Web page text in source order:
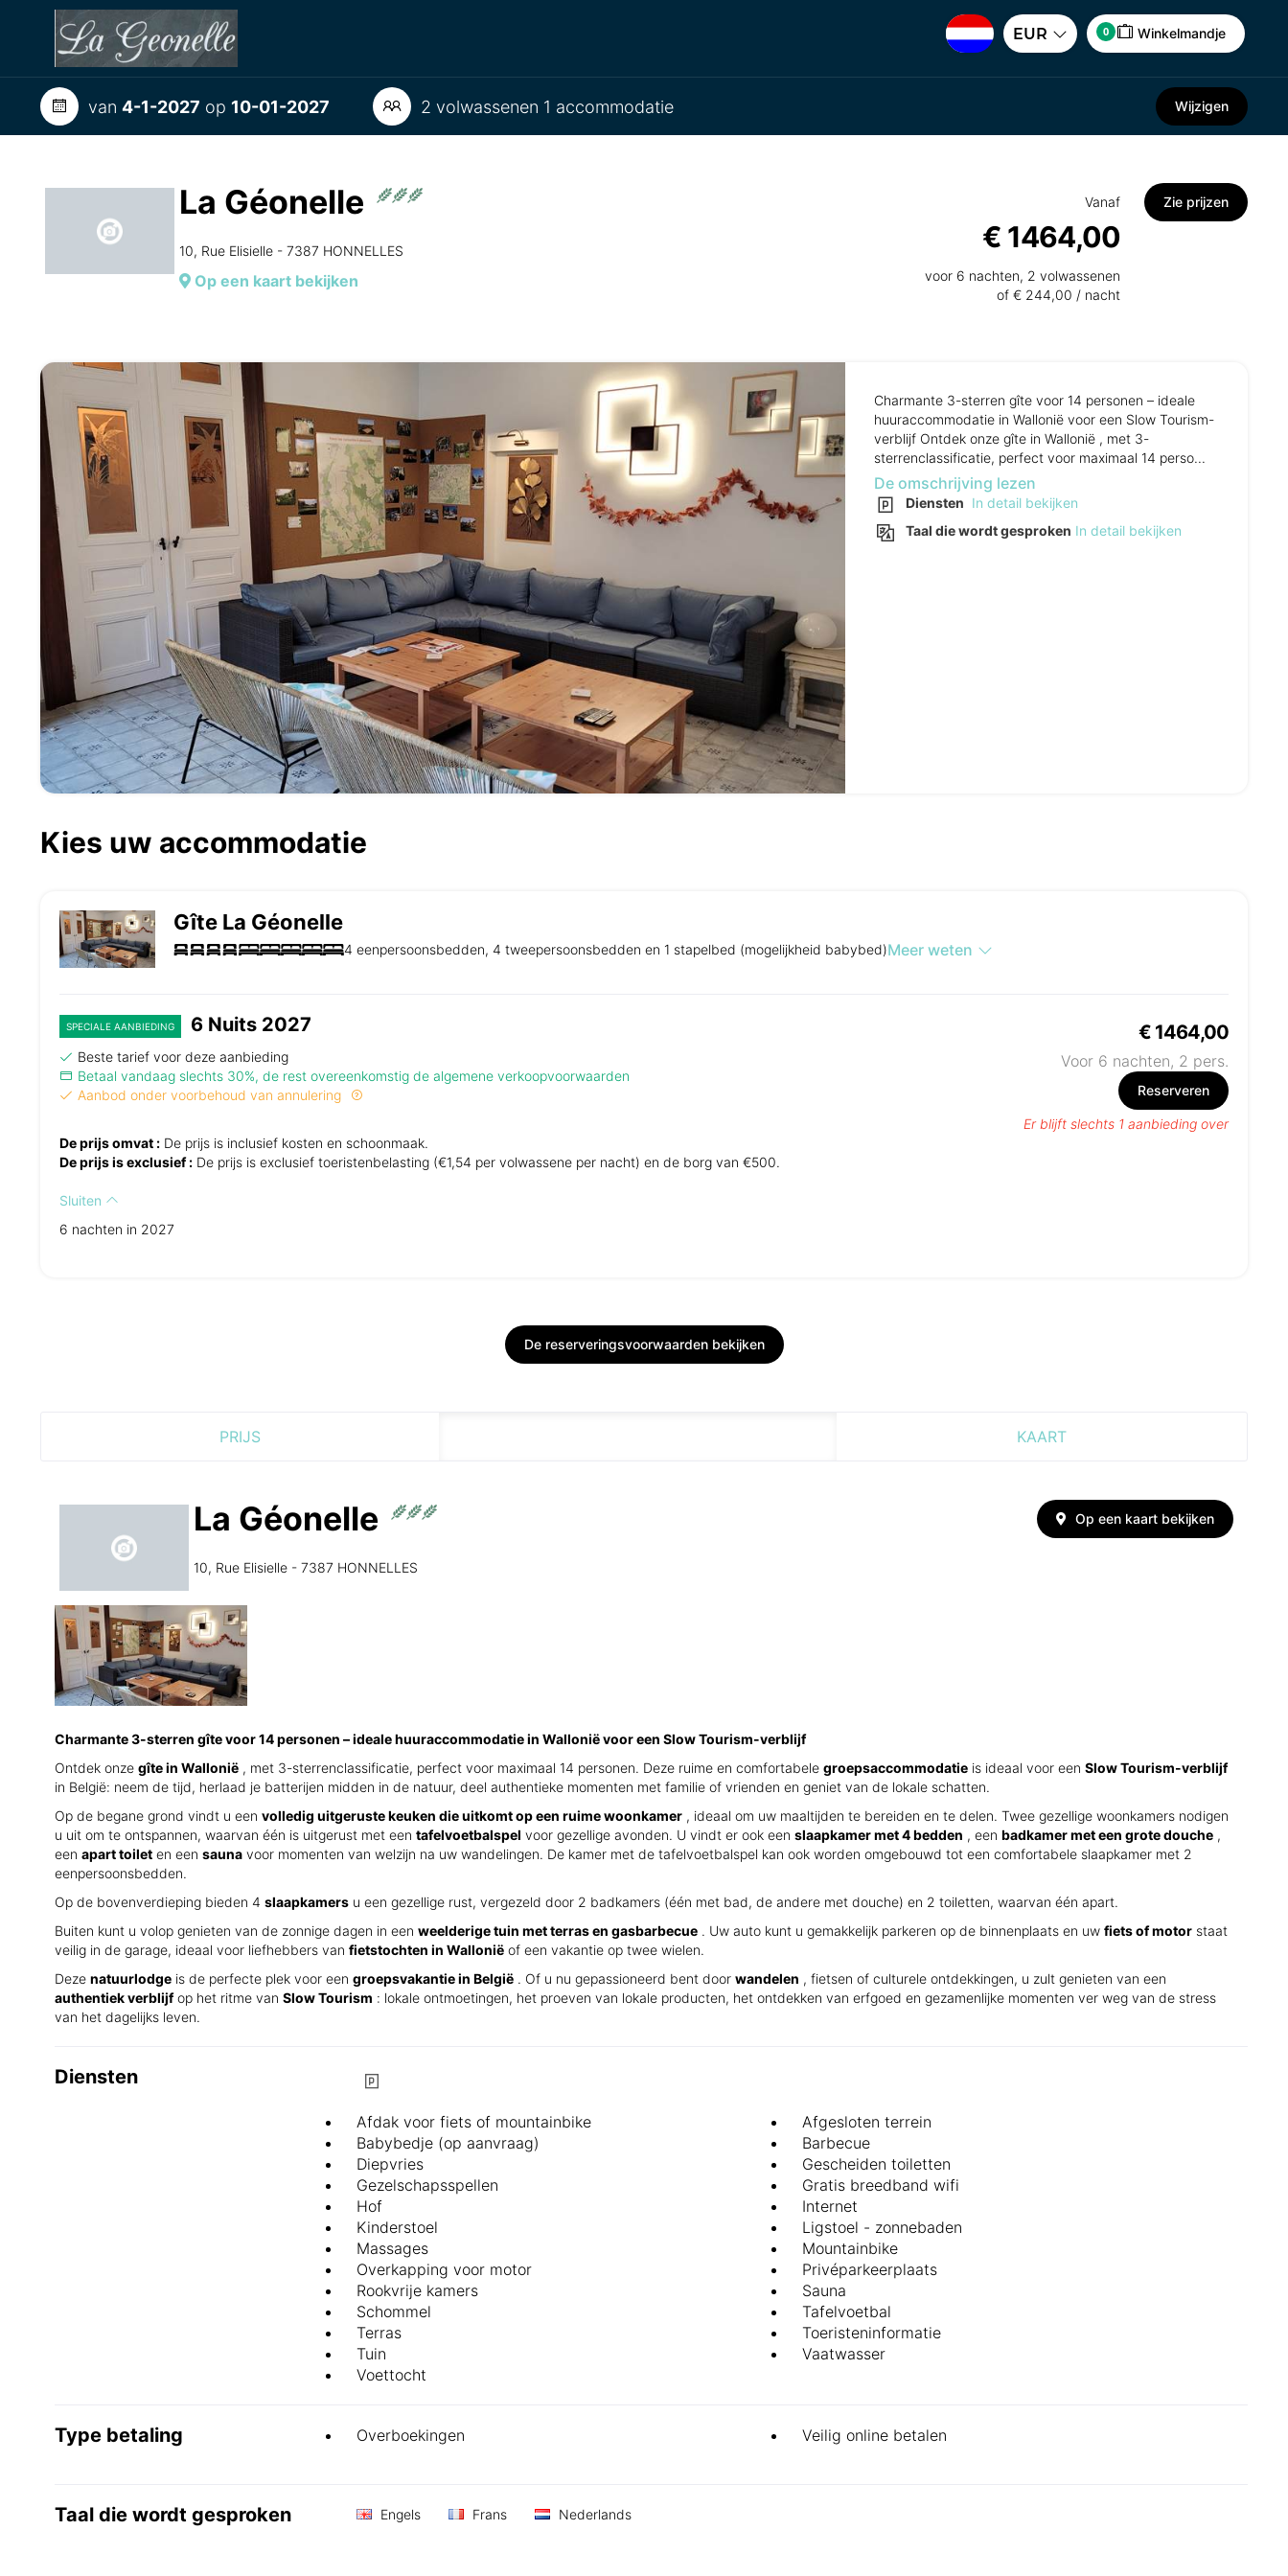
EUR 0 Winkelmandje
van 4-1-2027 op 10-01-2027 2 volwassenen 1 accommodatie Wijzigen
La Géonelle
10, Rue Elisielle - 7387 HONNELLES
Op een kaart bekijken
Vanaf
€ 1464,00
voor 6 nachten, 2 volwassenen
of € 244,00 / nacht
Zie prijzen
Charmante 3-sterren gîte voor 14 personen – ideale
huuraccommodatie in Wallonië voor een Slow Tourism-
verblijf Ontdek onze gîte in Wallonië , met 3-
sterrenclassificatie, perfect voor maximaal 14 perso...
De omschrijving lezen
Diensten In detail bekijken
Taal die wordt gesproken In detail bekijken
Kies uw accommodatie
Gîte La Géonelle
4 eenpersoonsbedden, 4 tweepersoonsbedden en 1 stapelbed (mogelijkheid babybed)Meer weten
SPECIALE AANBIEDING 6 Nuits 2027
Beste tarief voor deze aanbieding
Betaal vandaag slechts 30%, de rest overeenkomstig de algemene verkoopvoorwaarden
Aanbod onder voorbehoud van annulering
De prijs omvat : De prijs is inclusief kosten en schoonmaak.
De prijs is exclusief : De prijs is exclusief toeristenbelasting (€1,54 per volwassene per nacht) en de borg van €500.
€ 1464,00
Voor 6 nachten, 2 pers.
Reserveren
Er blijft slechts 1 aanbieding over
Sluiten
6 nachten in 2027
De reserveringsvoorwaarden bekijken
PRIJS KAART
La Géonelle
10, Rue Elisielle - 7387 HONNELLES
Op een kaart bekijken
Charmante 3-sterren gîte voor 14 personen – ideale huuraccommodatie in Wallonië voor een Slow Tourism-verblijf
Ontdek onze gîte in Wallonië , met 3-sterrenclassificatie, perfect voor maximaal 14 personen. Deze ruime en comfortabele groepsaccommodatie is ideaal voor een Slow Tourism-verblijf
in België: neem de tijd, herlaad je batterijen midden in de natuur, deel authentieke momenten met familie of vrienden en geniet van de lokale schatten.
Op de begane grond vindt u een volledig uitgeruste keuken die uitkomt op een ruime woonkamer , ideaal om uw maaltijden te bereiden en te delen. Twee gezellige woonkamers nodigen
u uit om te ontspannen, waarvan één is uitgerust met een tafelvoetbalspel voor gezellige avonden. U vindt er ook een slaapkamer met 4 bedden , een badkamer met een grote douche ,
een apart toilet en een sauna voor momenten van welzijn na uw wandelingen. De kamer met de tafelvoetbalspel kan ook worden omgebouwd tot een comfortabele slaapkamer met 2
eenpersoonsbedden.
Op de bovenverdieping bieden 4 slaapkamers u een gezellige rust, vergezeld door 2 badkamers (één met bad, de andere met douche) en 2 toiletten, waarvan één apart.
Buiten kunt u volop genieten van de zonnige dagen in een weelderige tuin met terras en gasbarbecue . Uw auto kunt u gemakkelijk parkeren op de binnenplaats en uw fiets of motor staat
veilig in de garage, ideaal voor liefhebbers van fietstochten in Wallonië of een vakantie op twee wielen.
Deze natuurlodge is de perfecte plek voor een groepsvakantie in België . Of u nu gepassioneerd bent door wandelen , fietsen of culturele ontdekkingen, u zult genieten van een
authentiek verblijfop het ritme van Slow Tourism : lokale ontmoetingen, het proeven van lokale producten, het ontdekken van erfgoed en gezamenlijke momenten ver weg van de stress
van het dagelijks leven.
Diensten
Afdak voor fiets of mountainbike
Afgesloten terrein
Babybedje (op aanvraag)
Barbecue
Diepvries
Gescheiden toiletten
Gezelschapsspellen
Gratis breedband wifi
Hof
Internet
Kinderstoel
Ligstoel - zonnebaden
Massages
Mountainbike
Overkapping voor motor
Privéparkeerplaats
Rookvrije kamers
Sauna
Schommel
Tafelvoetbal
Terras
Toeristeninformatie
Tuin
Vaatwasser
Voettocht
Type betaling Overboekingen Veilig online betalen
Taal die wordt gesproken Engels Frans Nederlands